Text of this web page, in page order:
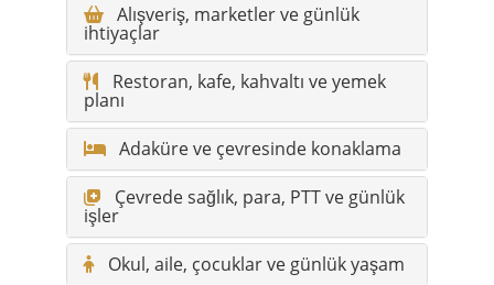
Alışveriş, marketler ve günlük
ihtiyaçlar
Restoran, kafe, kahvaltı ve yemek
planı
Adaküre ve çevresinde konaklama
Çevrede sağlık, para, PTT ve günlük
işler
Okul, aile, çocuklar ve günlük yaşam